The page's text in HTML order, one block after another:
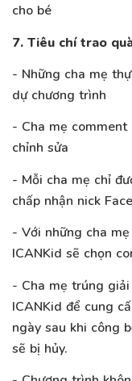
cho bé
7. Tiêu chí trao
- Những cha mẹ
dự chương trình
- Cha mẹ
chỉnh sửa
- Mỗi cha mẹ chỉ
chấp nhận nick
- Với những cha
ICANKid sẽ chọn
- Cha mẹ trúng
ICANKid để cung
ngày sau khi công
sẽ bị hủy.